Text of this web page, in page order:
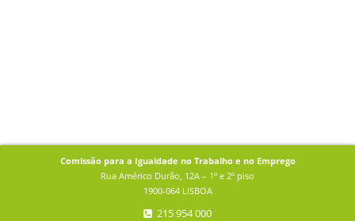
Comissão para a Igualdade no Trabalho e no Emprego
Rua Américo Durão, 12A – 1º e 2º piso
1900-064 LISBOA
215 954 000